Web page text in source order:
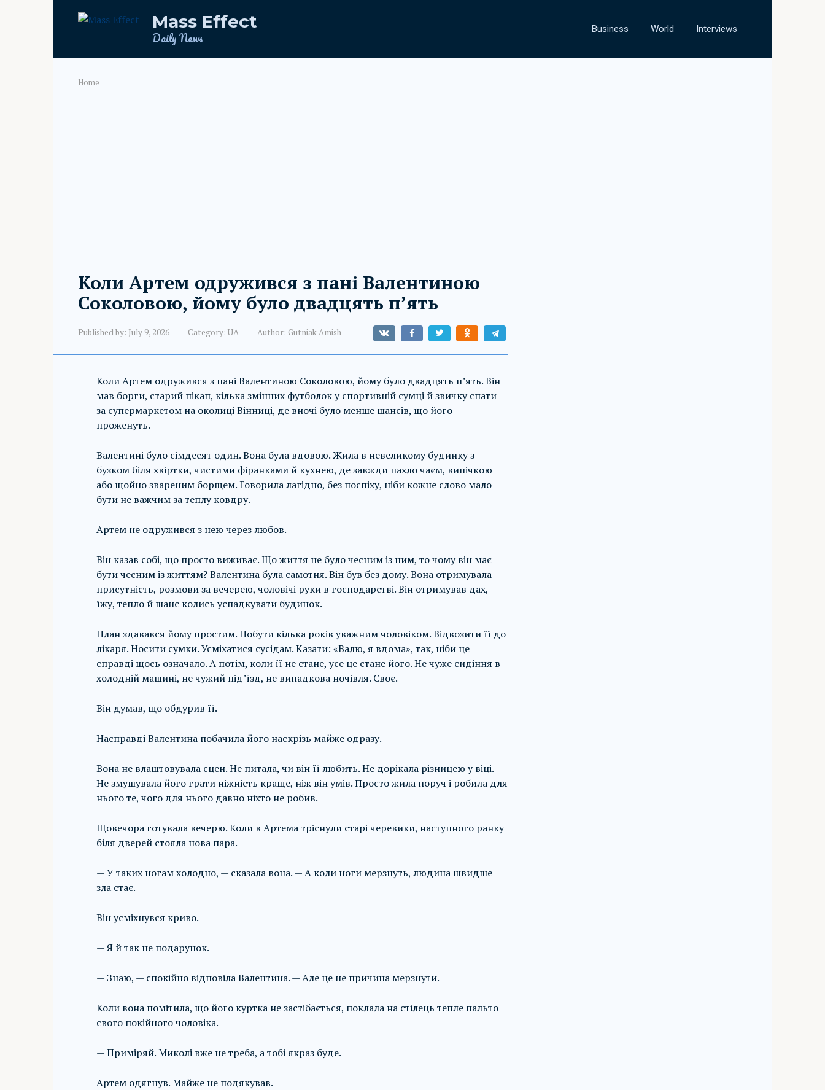
Mass Effect
Daily News
Business World Interviews
Home
Коли Артем одружився з пані Валентиною
Соколовою, йому було двадцять п’ять
Published by: July 9, 2026 Category: UA Author: Gutniak Amish
Коли Артем одружився з пані Валентиною Соколовою, йому було двадцять п’ять. Він
мав борги, старий пікап, кілька змінних футболок у спортивній сумці й звичку спати
за супермаркетом на околиці Вінниці, де вночі було менше шансів, що його
проженуть.
Валентині було сімдесят один. Вона була вдовою. Жила в невеликому будинку з
бузком біля хвіртки, чистими фіранками й кухнею, де завжди пахло чаєм, випічкою
або щойно звареним борщем. Говорила лагідно, без поспіху, ніби кожне слово мало
бути не важчим за теплу ковдру.
Артем не одружився з нею через любов.
Він казав собі, що просто виживає. Що життя не було чесним із ним, то чому він має
бути чесним із життям? Валентина була самотня. Він був без дому. Вона отримувала
присутність, розмови за вечерею, чоловічі руки в господарстві. Він отримував дах,
їжу, тепло й шанс колись успадкувати будинок.
План здавався йому простим. Побути кілька років уважним чоловіком. Відвозити її до
лікаря. Носити сумки. Усміхатися сусідам. Казати: «Валю, я вдома», так, ніби це
справді щось означало. А потім, коли її не стане, усе це стане його. Не чуже сидіння в
холодній машині, не чужий під’їзд, не випадкова ночівля. Своє.
Він думав, що обдурив її.
Насправді Валентина побачила його наскрізь майже одразу.
Вона не влаштовувала сцен. Не питала, чи він її любить. Не дорікала різницею у віці.
Не змушувала його грати ніжність краще, ніж він умів. Просто жила поруч і робила для
нього те, чого для нього давно ніхто не робив.
Щовечора готувала вечерю. Коли в Артема тріснули старі черевики, наступного ранку
біля дверей стояла нова пара.
— У таких ногам холодно, — сказала вона. — А коли ноги мерзнуть, людина швидше
зла стає.
Він усміхнувся криво.
— Я й так не подарунок.
— Знаю, — спокійно відповіла Валентина. — Але це не причина мерзнути.
Коли вона помітила, що його куртка не застібається, поклала на стілець тепле пальто
свого покійного чоловіка.
— Приміряй. Миколі вже не треба, а тобі якраз буде.
Артем одягнув. Майже не подякував.